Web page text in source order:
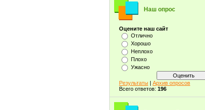
Наш опрос
Оцените наш сайт
Отлично
Хорошо
Неплохо
Плохо
Ужасно
Результаты | Архив опросов
Всего ответов: 196